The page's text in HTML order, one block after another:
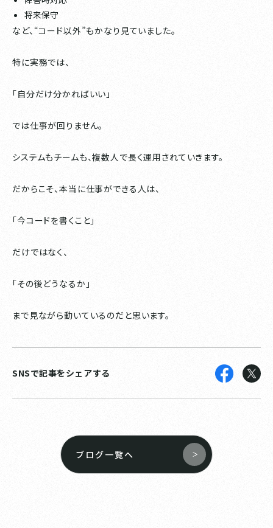
将来保守
など、“コード以外”もかなり見ていました。
特に実務では、
「自分だけ分かればいい」
では仕事が回りません。
システムもチームも、複数人で長く運用されていきます。
だからこそ、本当に仕事ができる人は、
「今コードを書くこと」
だけではなく、
「その後どうなるか」
まで見ながら動いているのだと思います。
SNSで記事をシェアする
ブログ一覧へ